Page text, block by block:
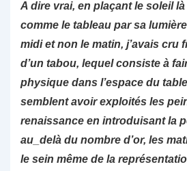
A dire vrai, en plaçant le soleil
comme le tableau par sa
midi et non le matin, j’avais cru
d’un tabou, lequel consiste à
physique dans l’espace du
semblent avoir exploités les
renaissance en introduisant la
au_delà du nombre d’or, les
le sein même de la